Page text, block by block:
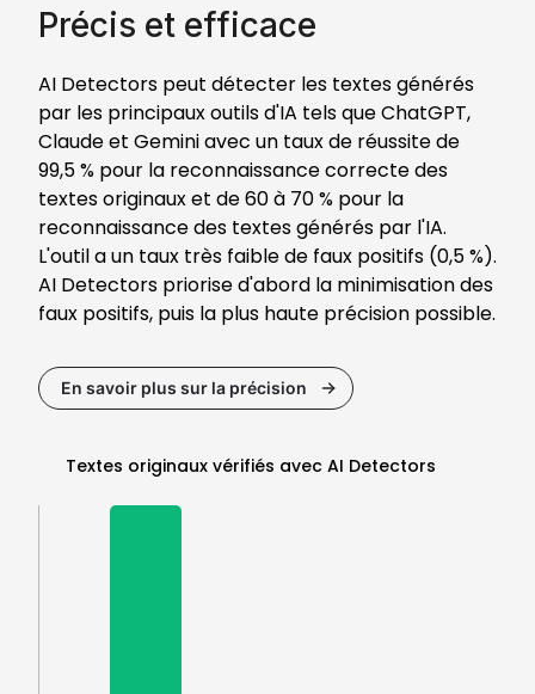
Précis et efficace
AI Detectors peut détecter les textes générés
par les principaux outils d'IA tels que ChatGPT,
Claude et Gemini avec un taux de réussite de
99,5 % pour la reconnaissance correcte des
textes originaux et de 60 à 70 % pour la
reconnaissance des textes générés par l'IA.
L'outil a un taux très faible de faux positifs (0,5 %).
AI Detectors priorise d'abord la minimisation des
faux positifs, puis la plus haute précision possible.
En savoir plus sur la précision
Textes originaux vérifiés avec AI Detectors